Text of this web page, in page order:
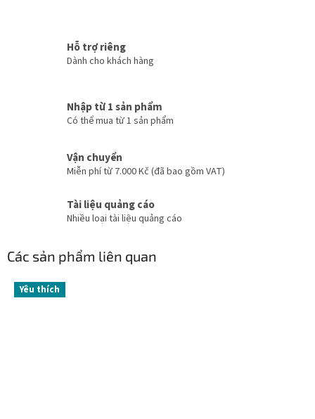
Hỗ trợ riêng
Dành cho khách hàng
Nhập từ 1 sản phẩm
Có thể mua từ 1 sản phẩm
Vận chuyển
Miễn phí từ 7.000 Kč (đã bao gồm VAT)
Tài liệu quảng cáo
Nhiều loại tài liệu quảng cáo
Các sản phẩm liên quan
Yêu thích